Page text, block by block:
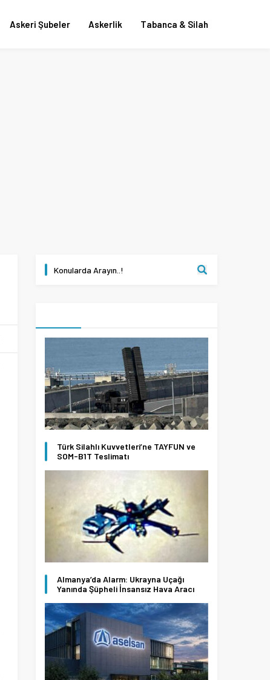
Askeri Şubeler Askerlik Tabanca & Silah
Türk Silahlı Kuvvetleri’ne TAYFUN ve
SOM-B1T Teslimatı
Almanya’da Alarm: Ukrayna Uçağı
Yanında Şüpheli İnsansız Hava Aracı